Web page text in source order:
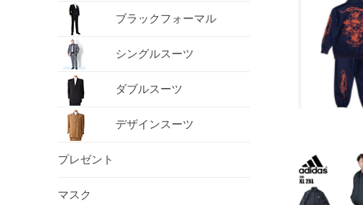
ブラックフォーマル
シングルスーツ
ダブルスーツ
デザインスーツ
プレゼント
マスク